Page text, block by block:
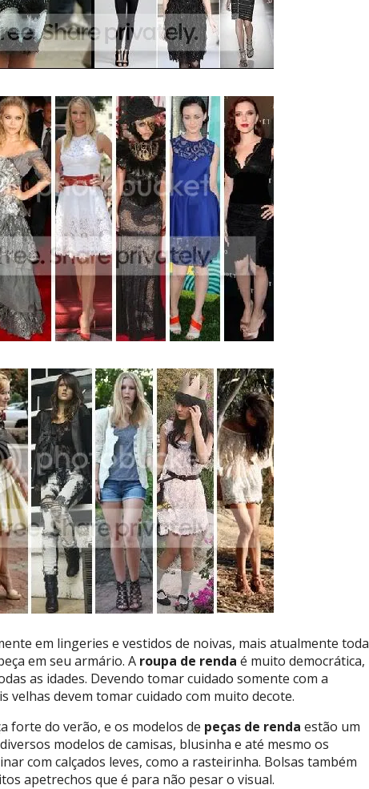
em lingeries e vestidos de noivas, mais atualmente toda
em seu armário. A roupa de renda é muito democrática,
as idades. Devendo tomar cuidado somente com a
velhas devem tomar cuidado com muito decote.
forte do verão, e os modelos de peças de renda estão um
modelos de camisas, blusinha e até mesmo os
com calçados leves, como a rasteirinha. Bolsas também
apetrechos que é para não pesar o visual.